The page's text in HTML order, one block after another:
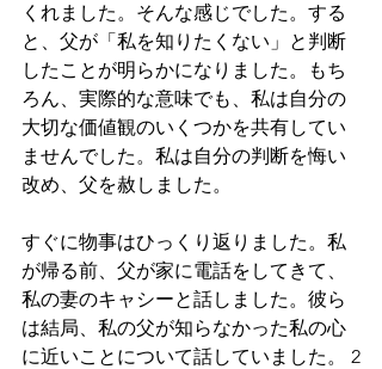
くれました。そんな感じでした。する
と、父が「私を知りたくない」と判断
したことが明らかになりました。もち
ろん、実際的な意味でも、私は自分の
大切な価値観のいくつかを共有してい
ませんでした。私は自分の判断を悔い
改め、父を赦しました。
すぐに物事はひっくり返りました。私
が帰る前、父が家に電話をしてきて、
私の妻のキャシーと話しました。彼ら
は結局、私の父が知らなかった私の心
に近いことについて話していました。 2